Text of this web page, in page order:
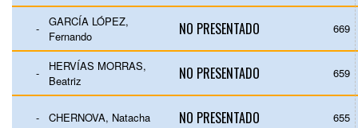
-
GARCÍA LÓPEZ,
Fernando
NO PRESENTADO 669
-
HERVÍAS MORRAS,
Beatriz
NO PRESENTADO 659
- CHERNOVA, Natacha NO PRESENTADO 655